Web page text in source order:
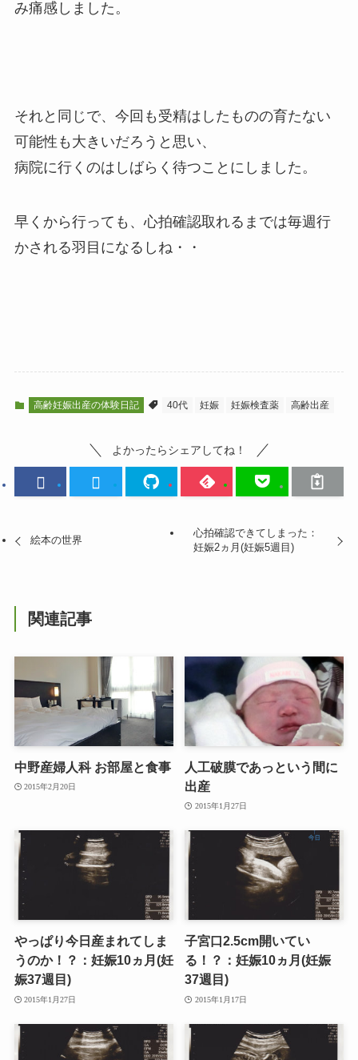
み痛感しました。
それと同じで、今回も受精はしたものの育たない
可能性も大きいだろうと思い、
病院に行くのはしばらく待つことにしました。
早くから行っても、心拍確認取れるまでは毎週行
かされる羽目になるしね・・
高齢妊娠出産の体験日記 40代 妊娠 妊娠検査薬 高齢出産
よかったらシェアしてね！
絵本の世界
心拍確認できてしまった：
妊娠2ヵ月(妊娠5週目)
関連記事
中野産婦人科 お部屋と食事
2015年2月20日
人工破膜であっという間に
出産
2015年1月27日
やっぱり今日産まれてしま
うのか！？：妊娠10ヵ月(妊
娠37週目)
2015年1月27日
子宮口2.5cm開いてい
る！？：妊娠10ヵ月(妊娠
37週目)
2015年1月17日